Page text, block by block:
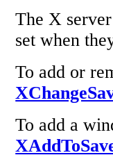
The X
set when
To add or
To add a